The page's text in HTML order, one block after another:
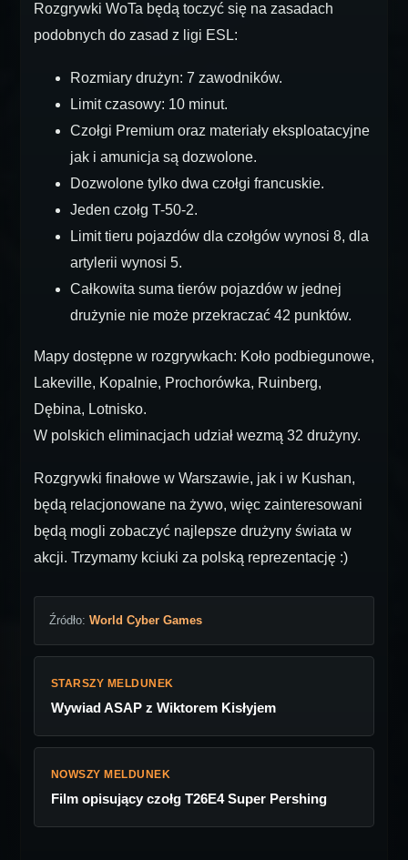
Rozgrywki WoTa będą toczyć się na zasadach
podobnych do zasad z ligi ESL:
Rozmiary drużyn: 7 zawodników.
Limit czasowy: 10 minut.
Czołgi Premium oraz materiały eksploatacyjne
jak i amunicja są dozwolone.
Dozwolone tylko dwa czołgi francuskie.
Jeden czołg T-50-2.
Limit tieru pojazdów dla czołgów wynosi 8, dla
artylerii wynosi 5.
Całkowita suma tierów pojazdów w jednej
drużynie nie może przekraczać 42 punktów.
Mapy dostępne w rozgrywkach: Koło podbiegunowe,
Lakeville, Kopalnie, Prochorówka, Ruinberg,
Dębina, Lotnisko.
W polskich eliminacjach udział wezmą 32 drużyny.
Rozgrywki finałowe w Warszawie, jak i w Kushan,
będą relacjonowane na żywo, więc zainteresowani
będą mogli zobaczyć najlepsze drużyny świata w
akcji. Trzymamy kciuki za polską reprezentację :)
Źródło: World Cyber Games
STARSZY MELDUNEK
Wywiad ASAP z Wiktorem Kisłyjem
NOWSZY MELDUNEK
Film opisujący czołg T26E4 Super Pershing